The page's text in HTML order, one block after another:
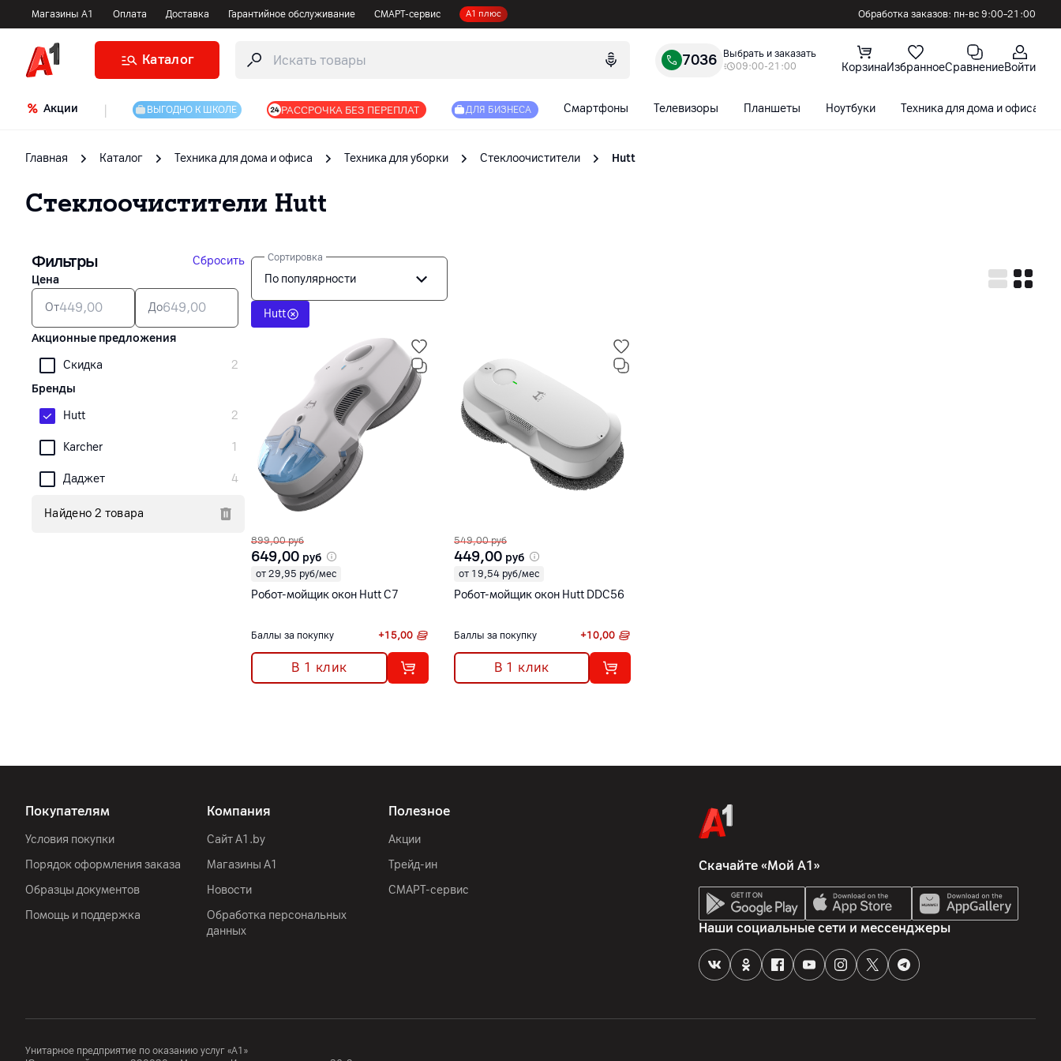
Магазины А1 Оплата Доставка Гарантийное обслуживание СМАРТ-сервис А1 плюс Обработка заказов: пн-вс 9:00–21:00
Каталог 7036
Выбрать и заказать
09:00-21:00
КорзинаИзбранноеСравнениеВойти
Акции ВЫГОДНО К ШКОЛЕ РАССРОЧКА БЕЗ ПЕРЕПЛАТ ДЛЯ БИЗНЕСА Смартфоны Телевизоры Планшеты Ноутбуки Техника для дома и офиса
Главная Каталог Техника для дома и офиса Техника для уборки Стеклоочистители Hutt
Стеклоочистители Hutt
Фильтры
Сбросить
Цена
От До
Акционные предложения
Скидка
2
Бренды
Hutt
2
Karcher 1
Даджет 4
Найдено 2 товара
Сортировка
По популярности
Hutt
899,00 руб
649,00 руб
от 29,95 руб/мес
Робот-мойщик окон Hutt C7
Баллы за покупку +15,00
В 1 клик
549,00 руб
449,00 руб
от 19,54 руб/мес
Робот-мойщик окон Hutt DDC56
Баллы за покупку +10,00
В 1 клик
Покупателям
Условия покупки
Порядок оформления заказа
Образцы документов
Помощь и поддержка
Компания
Сайт A1.by
Магазины А1
Новости
Обработка персональных
данных
Полезное
Акции
Трейд-ин
СМАРТ-сервис
Скачайте «Мой А1»
Наши социальные сети и мессенджеры
Унитарное предприятие по оказанию услуг «А1»